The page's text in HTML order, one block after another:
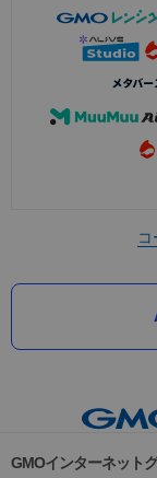
GMOインターネット